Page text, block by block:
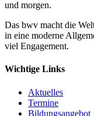
und morgen.
Das bwv macht die
in eine moderne
viel Engagement.
Wichtige Links
Aktuelles
Termine
Bildungsangebot